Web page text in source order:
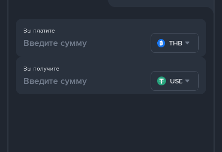
Вы платите
THB
Вы получите
USDT